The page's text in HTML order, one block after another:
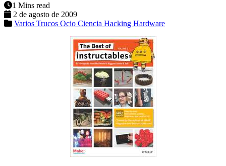
1 Mins read
2 de agosto de 2009
Varios Trucos Ocio Ciencia Hacking Hardware